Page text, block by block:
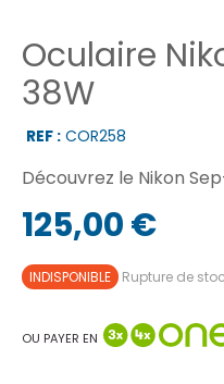
Oculaire
38W
REF : COR258
Découvrez le Nikon
125,00 €
INDISPONIBLE Rupture de
OU PAYER EN